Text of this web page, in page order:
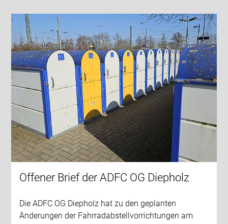
Offener Brief der ADFC OG Diepholz
Die ADFC OG Diepholz hat zu den geplanten
Änderungen der Fahrradabstellvorrichtungen am